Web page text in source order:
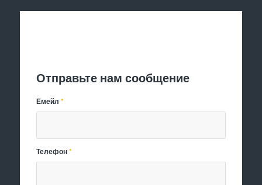
Отправьте нам сообщение
Емейл*
Телефон*